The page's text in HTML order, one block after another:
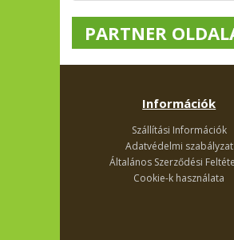
PARTNER
Információk
Szállítási Információk
Adatvédelmi szabályzat
Általános Szerződési
Cookie-k használata